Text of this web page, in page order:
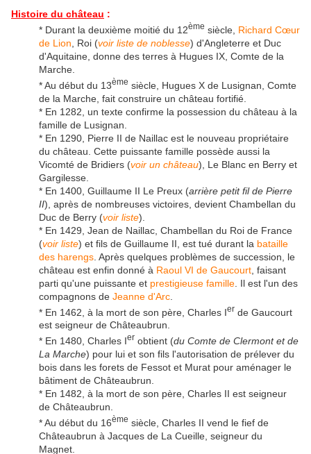
Histoire du château :
* Durant la deuxième moitié du 12ème siècle, Richard Cœur
de Lion , Roi (voir liste de noblesse) d'Angleterre et Duc
d'Aquitaine, donne des terres à Hugues IX, Comte de la
Marche.
* Au début du 13ème siècle, Hugues X de Lusignan, Comte
de la Marche, fait construire un château fortifié.
* En 1282, un texte confirme la possession du château à la
famille de Lusignan.
* En 1290, Pierre II de Naillac est le nouveau propriétaire
du château. Cette puissante famille possède aussi la
Vicomté de Bridiers (voir un château), Le Blanc en Berry et
Gargilesse.
* En 1400, Guillaume II Le Preux (arrière petit fil de Pierre
II), après de nombreuses victoires, devient Chambellan du
Duc de Berry (voir liste).
* En 1429, Jean de Naillac, Chambellan du Roi de France
(voir liste) et fils de Guillaume II, est tué durant la bataille
des harengs . Après quelques problèmes de succession, le
château est enfin donné à Raoul VI de Gaucourt , faisant
parti qu'une puissante et prestigieuse famille . Il est l'un des
compagnons de Jeanne d'Arc
* En 1462, à la mort de son père, Charles Ier de Gaucourt
est seigneur de Châteaubrun.
* En 1480, Charles Ier obtient (du Comte de Clermont et de
La Marche) pour lui et son fils l'autorisation de prélever du
bois dans les forets de Fessot et Murat pour aménager le
bâtiment de Châteaubrun.
* En 1482, à la mort de son père, Charles II est seigneur
de Châteaubrun.
* Au début du 16ème siècle, Charles II vend le fief de
Châteaubrun à Jacques de La Cueille, seigneur du
Magnet.